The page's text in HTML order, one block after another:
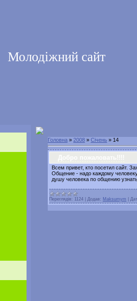
Молодіжний сайт
Головна » 2008 » Січень » 14
Всем привет, кто посетил сайт.
Общение - надо каждому
душу человека по общению
Переглядів: 1124 Додав: Maksumym